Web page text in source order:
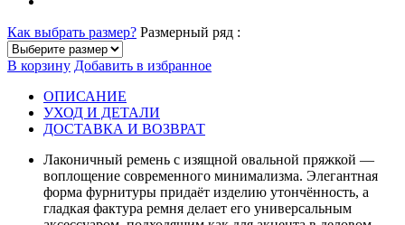
Как выбрать размер? Размерный ряд :
В корзину Добавить в избранное
ОПИСАНИЕ
УХОД И ДЕТАЛИ
ДОСТАВКА И ВОЗВРАТ
Лаконичный ремень с изящной овальной пряжкой —
воплощение современного минимализма. Элегантная
форма фурнитуры придаёт изделию утончённость, а
гладкая фактура ремня делает его универсальным